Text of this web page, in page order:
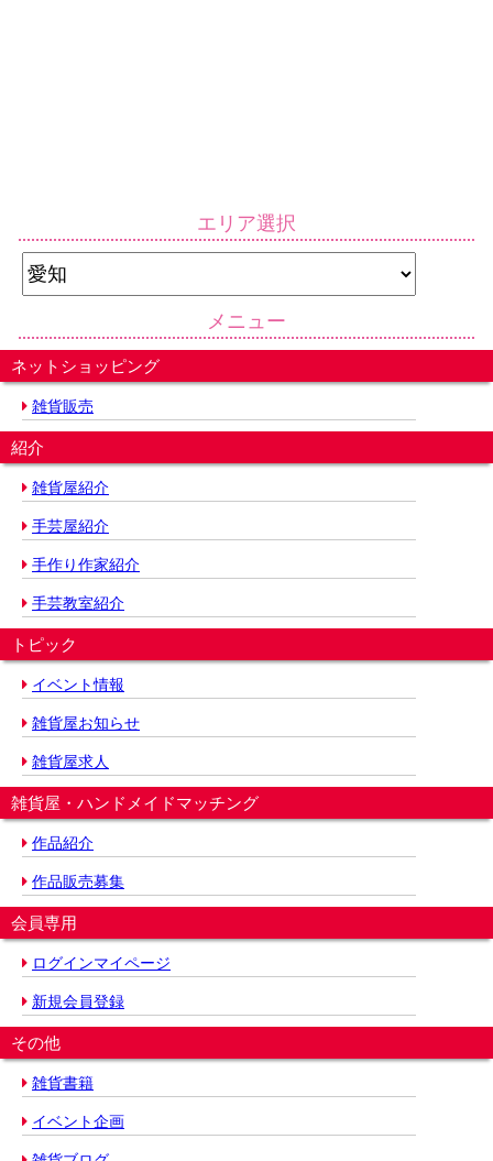
エリア選択
メニュー
ネットショッピング
雑貨販売
紹介
雑貨屋紹介
手芸屋紹介
手作り作家紹介
手芸教室紹介
トピック
イベント情報
雑貨屋お知らせ
雑貨屋求人
雑貨屋・ハンドメイドマッチング
作品紹介
作品販売募集
会員専用
ログインマイページ
新規会員登録
その他
雑貨書籍
イベント企画